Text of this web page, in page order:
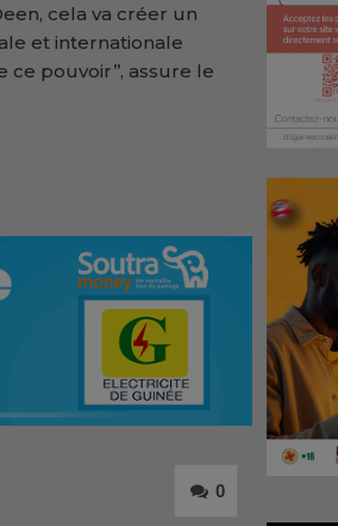
cela va créer un
et internationale
pouvoir’’, assure le
0